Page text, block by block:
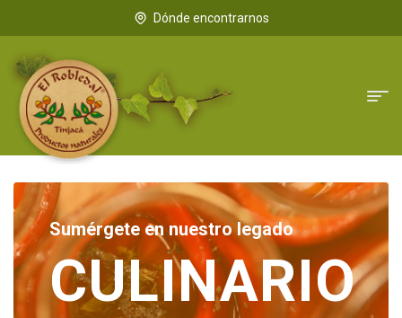
Dónde encontrarnos
CULINARIO
Sumérgete en nuestro legado